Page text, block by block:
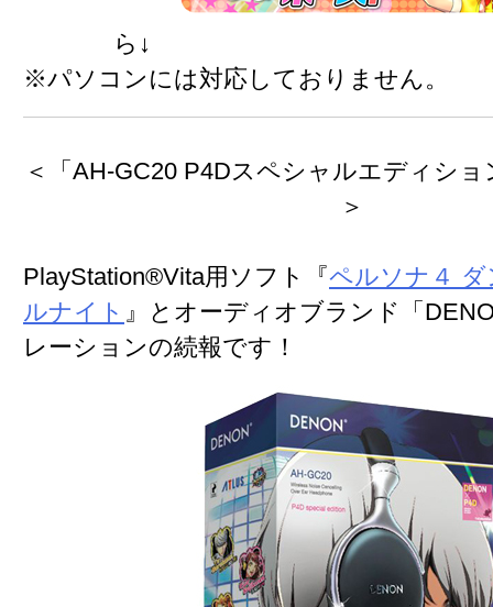
ら↓
※パソコンには対応しておりません。
＜「 AH-GC20 P4Dスペシャルエディショ
＞
PlayStation®Vita用ソフト『ペルソナ４
ルナイト 』と オーディオブランド「
レーションの続報です！